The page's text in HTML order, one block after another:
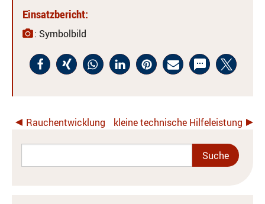
Einsatzbericht:
: Symbolbild
Rauchentwicklung kleine technische Hilfeleistung